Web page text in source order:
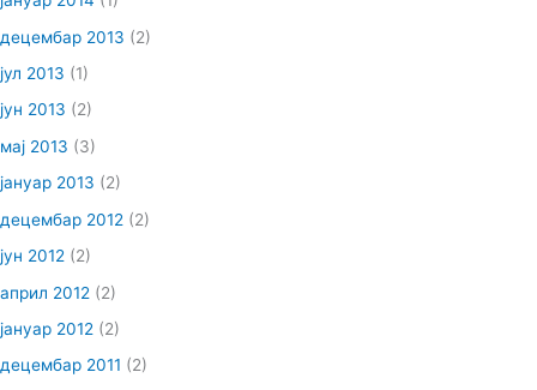
децембар 2013 (2)
јул 2013 (1)
јун 2013 (2)
мај 2013 (3)
јануар 2013 (2)
децембар 2012 (2)
јун 2012 (2)
април 2012 (2)
јануар 2012 (2)
децембар 2011 (2)